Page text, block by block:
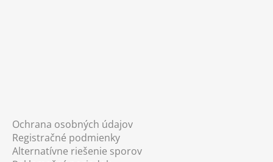
Ochrana osobných údajov
Registračné podmienky
Alternatívne riešenie sporov